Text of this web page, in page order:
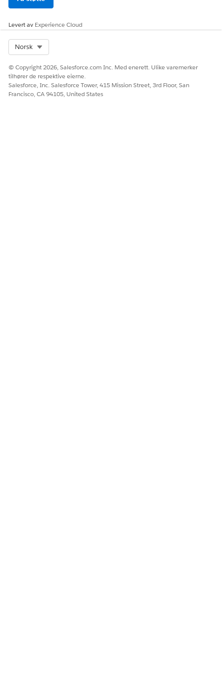
Ja Nei
Levert av Experience Cloud
Norsk
© Copyright 2026, Salesforce.com Inc. Med enerett. Ulike varemerker
tilhører de respektive eierne.
Salesforce, Inc. Salesforce Tower, 415 Mission Street, 3rd Floor, San
Francisco, CA 94105, United States